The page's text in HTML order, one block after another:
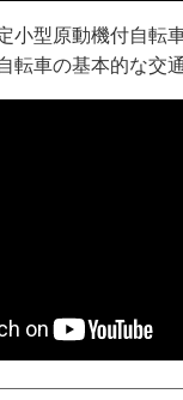
小型原動機付自転
転車の基本的な交